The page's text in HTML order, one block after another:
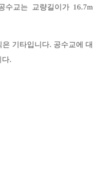
수교는 교량길이가 16.7m
기타입니다. 공수교에 대
다.